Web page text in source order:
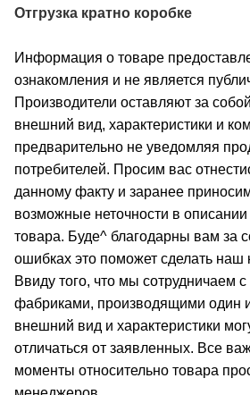
Отгрузка кратно коробке
Информация о товаре
ознакомления и не является
Производители оставляют за
внешний вид, характеристики и
предварительно не уведомляя
потребителей. Просим вас
данному факту и заранее
возможные неточности в
товара. Буде^ благодарны вам за
ошибках это поможет сделать наш
Ввиду того, что мы сотрудничаем
фабриками, производящими один
внешний вид и характеристики
отличаться от заявленных. Все
моменты относительно товара